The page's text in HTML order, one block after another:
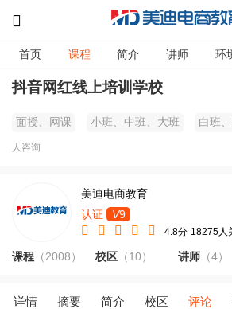
首页 课程 简介 讲师 环
抖音网红线上培训学校
面授、网课 小班、中班、大班 白班
人咨询
美迪电商教育
认证
V9
4.8分 18275人
课程 （2008） 校区（10） 讲师 （4）
详情 摘要 简介 校区 评论